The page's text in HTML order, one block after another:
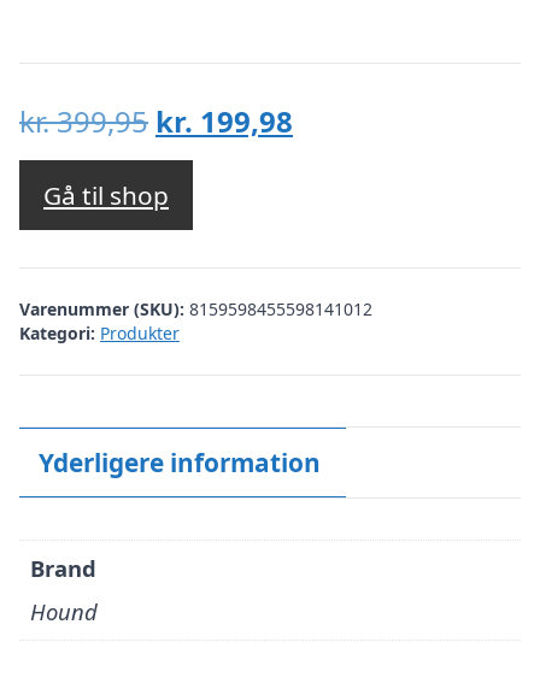
kr.399,95 Den
oprindelige
pris
var:
kr. 399,95.
kr. 199,98
kr. 199,98.
Gå til shop
Varenummer (SKU): 8159598455598141012
Kategori: Produkter
Yderligere information
Brand
Hound